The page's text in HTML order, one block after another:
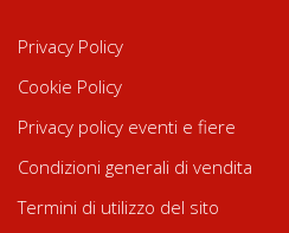
Privacy Policy
Cookie Policy
Privacy policy eventi e fiere
Condizioni generali di vendita
Termini di utilizzo del sito